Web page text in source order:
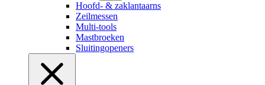
Hoofd- & zaklantaarns
Zeilmessen
Multi-tools
Mastbroeken
Sluitingopeners